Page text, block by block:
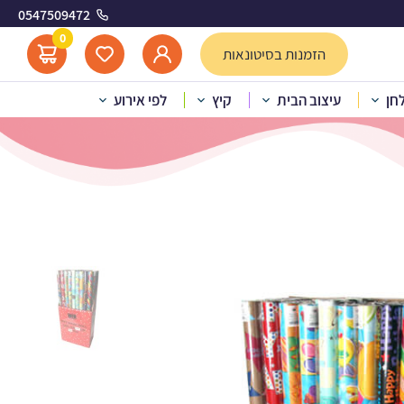
0547509472
הזמנות בסיטונאות
0
עיצוב הבית קיץ לפי אירוע עטיפה יום הולדת – מגוון